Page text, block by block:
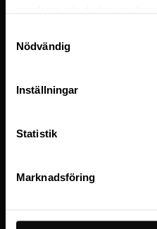
Nödvändig
Inställningar
Statistik
Marknadsföring